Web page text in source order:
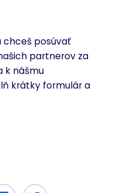
posúvať
partnerov za
k nášmu
krátky formulár a